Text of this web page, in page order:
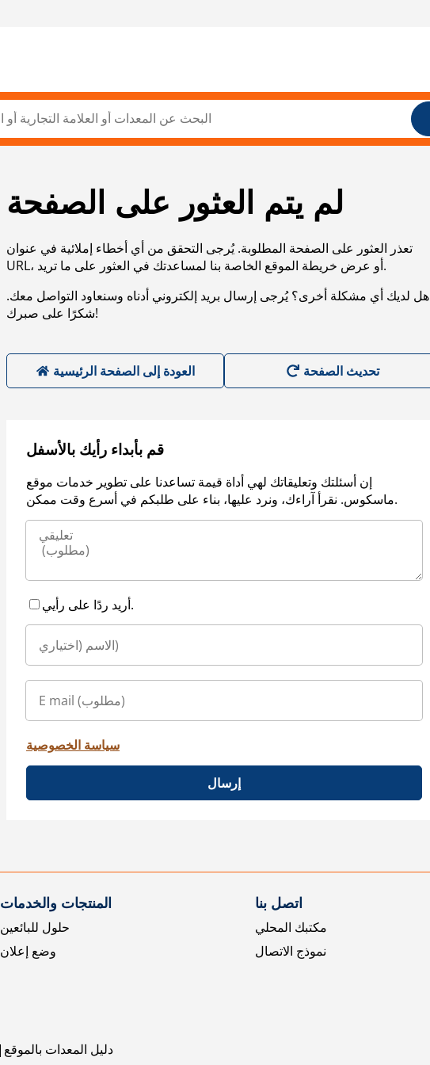
لم يتم العثور على الصفحة
تعذر العثور على الصفحة المطلوبة. يُرجى التحقق من أي أخطاء إملائية في عنوان
URL، أو عرض خريطة الموقع الخاصة بنا لمساعدتك في العثور على ما تريد.
هل لديك أي مشكلة أخرى؟ يُرجى إرسال بريد إلكتروني أدناه وسنعاود التواصل معك.
شكرًا على صبرك!
العودة إلى الصفحة الرئيسية
قم بأبداء رأيك بالأسفل
إن أسئلتك وتعليقاتك لهي أداة قيمة تساعدنا على تطوير خدمات موقع
ماسكوس. نقرأ آراءك، ونرد عليها، بناء على طلبكم في أسرع وقت ممكن.
أريد ردًا على رأيي.
سياسة الخصوصية
إرسال
المنتجات والخدمات
حلول للبائعين
وضع إعلان
اتصل بنا
مكتبك المحلي
نموذج الاتصال
دليل المعدات بالموقع